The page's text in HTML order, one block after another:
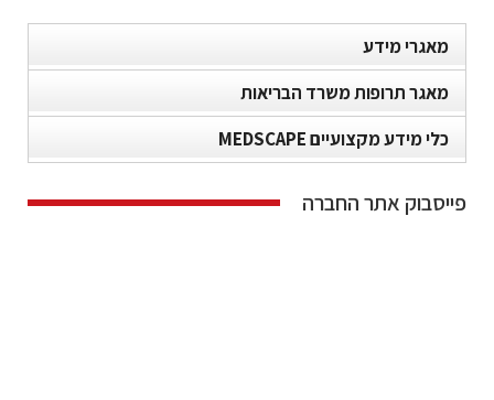
מאגרי מידע
מאגר תרופות משרד הבריאות
כלי מידע מקצועיים MEDSCAPE
פייסבוק אתר החברה